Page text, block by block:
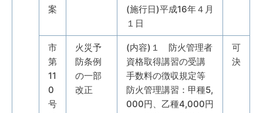
案
(施行日)平成16年４月
１日
市
第
11
0
号
火災予
防条例
の一部
改正
(内容)１ 防火管理者
資格取得講習の受講
手数料の徴収規定等
防火管理講習：甲種5,
000円、乙種4,000円
可
決